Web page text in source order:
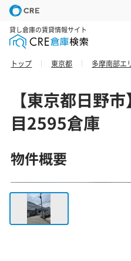
貸し倉庫の賃貸情報サイト
トップ 東京都 多摩南部エ
【東京都日野
目2595倉庫
物件概要